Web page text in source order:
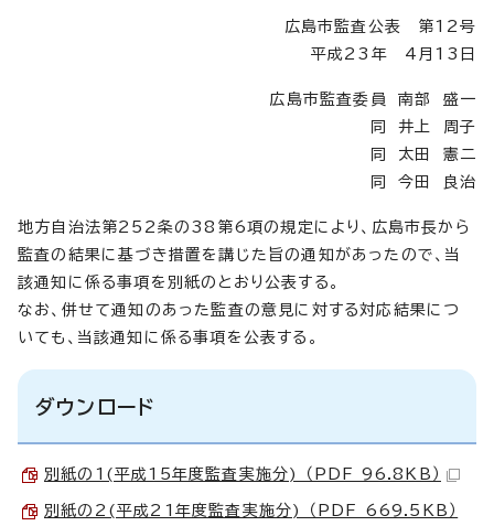
広島市監査公表 第12号
平成23年 4月13日
広島市監査委員 南部 盛一
同 井上 周子
同 太田 憲二
同 今田 良治
地方自治法第252条の38第6項の規定により、広島市長から
監査の結果に基づき措置を講じた旨の通知があったので、当
該通知に係る事項を別紙のとおり公表する。
なお、併せて通知のあった監査の意見に対する対応結果につ
いても、当該通知に係る事項を公表する。
ダウンロード
別紙の1(平成15年度監査実施分) （PDF 96.8KB）
別紙の2(平成21年度監査実施分) （PDF 669.5KB）